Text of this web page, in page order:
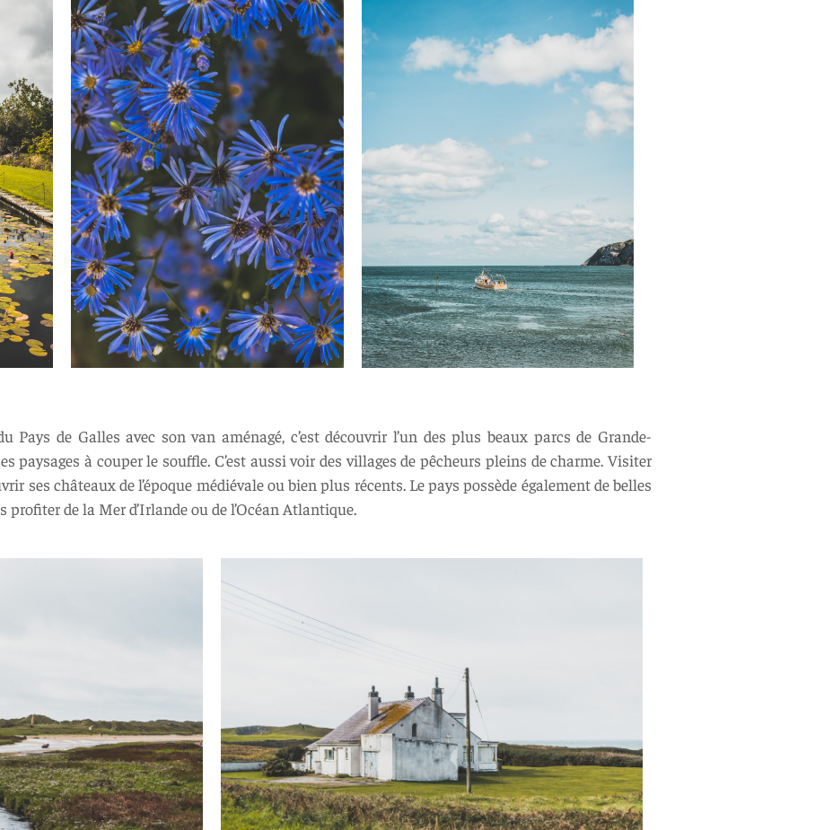
de Galles avec son van aménagé, c’est découvrir l’un des plus beaux parcs de Grande-
paysages à couper le souffle. C’est aussi voir des villages de pêcheurs pleins de charme. Visiter
ses châteaux de l’époque médiévale ou bien plus récents. Le pays possède également de belles
profiter de la Mer d’Irlande ou de l’Océan Atlantique.